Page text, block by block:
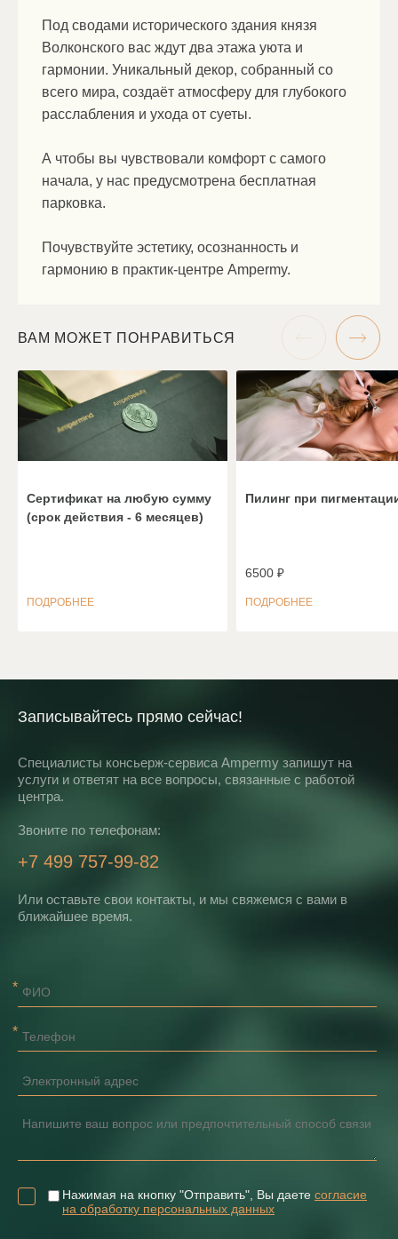
Под сводами исторического здания князя
Волконского вас ждут два этажа уюта и
гармонии. Уникальный декор, собранный со
всего мира, создаёт атмосферу для глубокого
расслабления и ухода от суеты.
А чтобы вы чувствовали комфорт с самого
начала, у нас предусмотрена бесплатная
парковка.
Почувствуйте эстетику, осознанность и
гармонию в практик-центре Ampermy.
ВАМ МОЖЕТ ПОНРАВИТЬСЯ
Сертификат на любую сумму
(срок действия - 6 месяцев)
ПОДРОБНЕЕ
Пилинг при
6500 ₽
ПОДРОБНЕЕ
Записывайтесь прямо сейчас!
Специалисты консьерж-сервиса Ampermy запишут на
услуги и ответят на все вопросы, связанные с работой
центра.
Звоните по телефонам:
+7 499 757-99-82
Или оставьте свои контакты, и мы свяжемся с вами в
ближайшее время.
Нажимая на кнопку "Отправить", Вы даете согласие
на обработку персональных данных